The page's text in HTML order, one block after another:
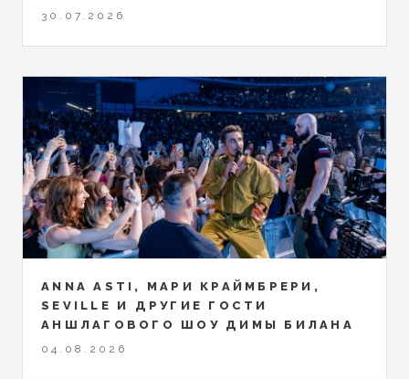
30.07.2026
ANNA ASTI, МАРИ КРАЙМБРЕРИ,
SEVILLE И ДРУГИЕ ГОСТИ
АНШЛАГОВОГО ШОУ ДИМЫ БИЛАНА
04.08.2026